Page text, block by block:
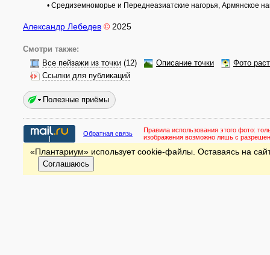
• Средиземноморье и Переднеазиатские нагорья, Армянское
Александр Лебедев © 2025
Смотри также:
Все пейзажи из точки (12) Описание точки
Фото
Ссылки для публикаций
Полезные приёмы
Обратная связь Правила использования этого фото:
изображения возможно лишь с
«Плантариум» использует cookie-файлы. Оставаясь на
Соглашаюсь